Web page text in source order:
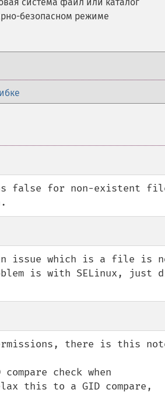
безопасном режиме
false for non-existent
issue which is a file is
is with SELinux, just
there is this
check when
this to a GID compare,